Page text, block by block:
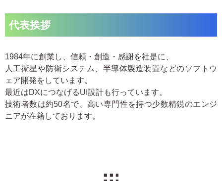
代表挨拶
1984年に創業し、信頼・創造・感謝を社是に、
人工衛星や防衛システム、半導体製造装置などのソフトウ
ェア開発をしています。
最近はDXにつなげるUI設計も行っています。
技術者数は約50名で、高い専門性を持つ少数精鋭のエンジ
ニアが在籍しております。